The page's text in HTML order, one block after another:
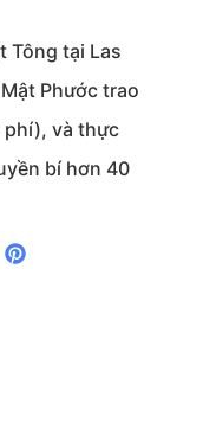
Tông tại Las
Phước trao
phí), và thực
bí hơn 40